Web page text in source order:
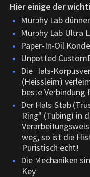
Hier einige der
Murphy Lab
Murphy Lab Ultra
Paper-In-Oil
Unpotted
Die Hals-
(Heissleim)
beste Verbindung
Der Hals-Stab
Ring" (Tubing) in
weg, so ist die
Puristisch echt!
Die Mechaniken
Key